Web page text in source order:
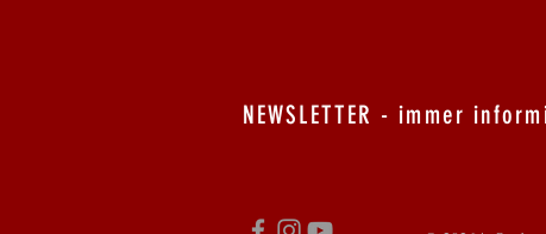
NEWSLETTER - immer